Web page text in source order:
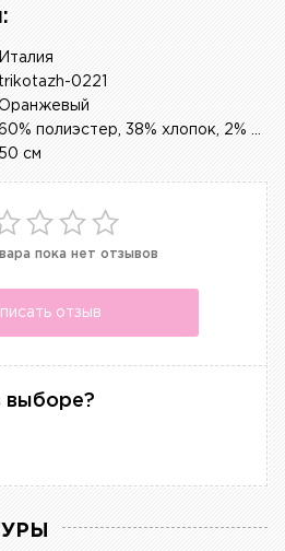
Италия
trikotazh-0221
50 см
пока нет отзывов
отзыв
выборе?